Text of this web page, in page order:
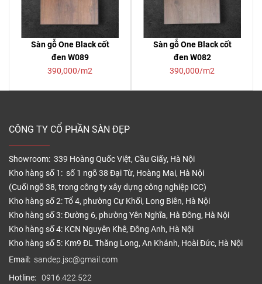
Sàn gỗ One Black cốt
đen W089
390,000/m2
Sàn gỗ One Black cốt
đen W082
390,000/m2
CÔNG TY CỔ PHẦN SÀN ĐẸP
Showroom: 339 Hoàng Quốc Việt, Cầu Giấy, Hà Nội
Kho hàng số 1: số 1 ngõ 38 Đại Từ, Hoàng Mai, Hà Nội
(Cuối ngõ 38, trong công ty xây dựng công nghiệp ICC)
Kho hàng số 2: Tổ 4, phường Cự Khối, Long Biên, Hà Nội
Kho hàng số 3: Đường 6, phường Yên Nghĩa, Hà Đông, Hà Nội
Kho hàng số 4: KCN Nguyên Khê, Đông Anh, Hà Nội
Kho hàng số 5: Km9 ĐL Thăng Long, An Khánh, Hoài Đức, Hà Nội
Email: sandep.jsc@gmail.com
Hotline: 0916.422.522